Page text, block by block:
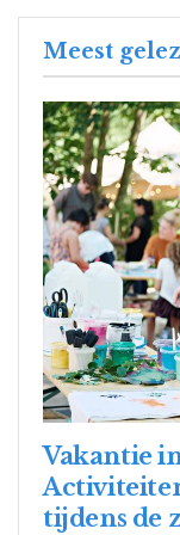
Meest
Vakantie
tijdens de